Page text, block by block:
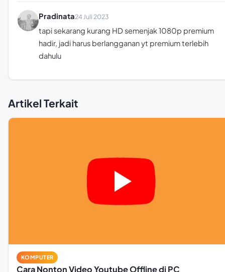
Pradinata24 Juli 2023
tapi sekarang kurang HD semenjak 1080p premium
hadir, jadi harus berlangganan yt premium terlebih
dahulu
Artikel Terkait
KOMPUTER
Cara Nonton Video Youtube Offline di PC